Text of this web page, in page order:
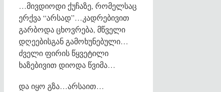
…მივდიოდი ქუჩაზე, რომელსაც
ერქვა “არსად”…კადრებივით
გარბოდა ცხოვრება, მწველი
დღეებისგან გამოხუნებული…
ძველი ფირის წყვეტილი
ხაზებივით დიოდა წვიმა…
და იყო გზა…არსაით…